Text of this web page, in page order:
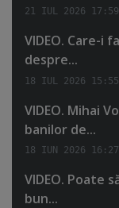
21 IUL 2026 17:59
VIDEO. Care-i
despre...
18 IUL 2026 15:55
VIDEO. Mihai
banilor de...
18 IUN 2026 16:27
VIDEO. Poate
bun...